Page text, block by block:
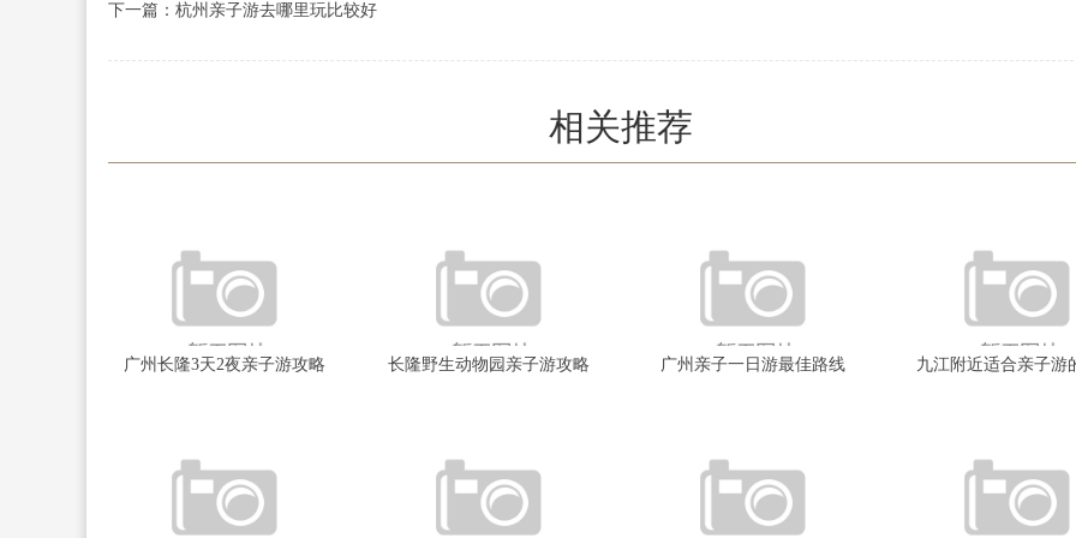
下一篇：杭州亲子游去哪里玩比较好
相关推荐
广州长隆3天2夜亲子游攻略 长隆野生动物园亲子游攻略 广州亲子一日游最佳路线 九江附近适合亲子游